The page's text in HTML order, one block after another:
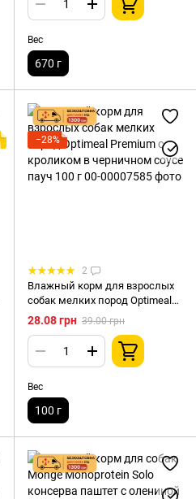
Вес
670 г
−28%
2
Влажный корм для взрослых
собак мелких пород Optimeal
Premium с кроликом в
черничном соусе пауч 100 г
28.08 грн 39.00 грн
Вес
100 г